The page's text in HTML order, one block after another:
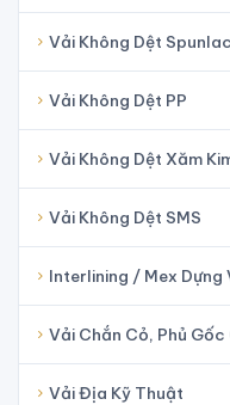
Vải Không Dệt
Vải Không Dệt PP
Vải Không Dệt Xăm
Vải Không Dệt SMS
Interlining / Mex Dựng
Vải Chắn Cỏ, Phủ
Vải Địa Kỹ Thuật